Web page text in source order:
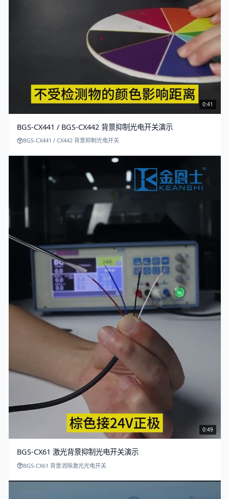
0:41
BGS-CX441 / BGS-CX442 背景抑制光电开关演示
BGS-CX441 / CX442 背景抑制光电开关
0:49
BGS-CX61 激光背景抑制光电开关演示
BGS-CX61 背景消除激光光电开关